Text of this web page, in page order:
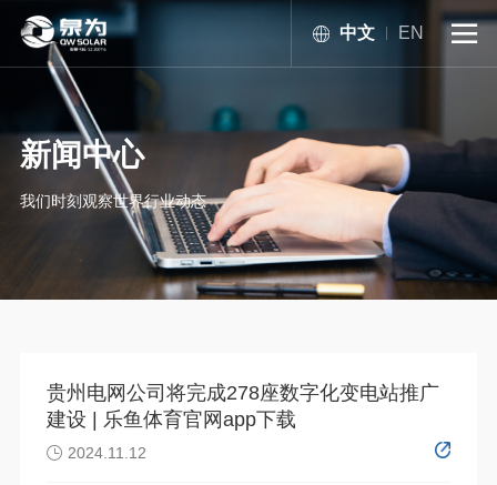
中文 EN 
新闻中心
我们时刻观察世界行业动态
贵州电网公司将完成278座数字化变电站推广
建设 | 乐鱼体育官网app下载
 2024.11.12